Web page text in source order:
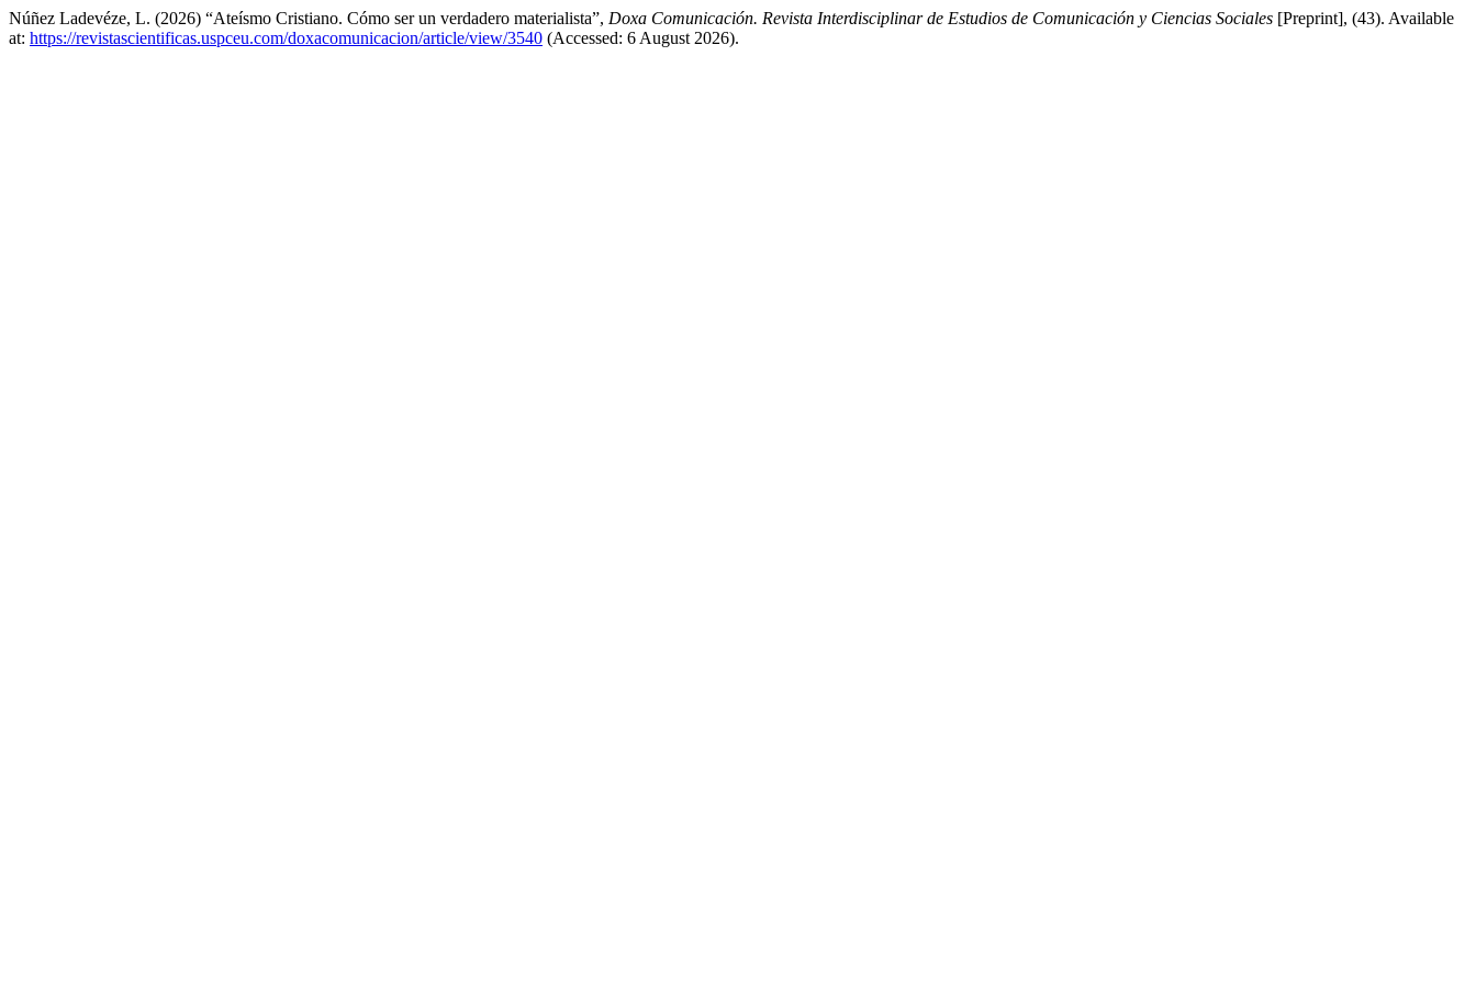
Núñez Ladevéze, L. (2026) “Ateísmo Cristiano. Cómo ser un verdadero materialista”, Doxa Comunicación. Revista Interdisciplinar de Estudios de Comunicación y Ciencias Sociales [Preprint], (43). Available
at: https://revistascientificas.uspceu.com/doxacomunicacion/article/view/3540 (Accessed: 6 August 2026).